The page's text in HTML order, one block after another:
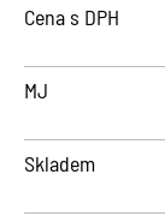
Cena s DPH
MJ
Skladem